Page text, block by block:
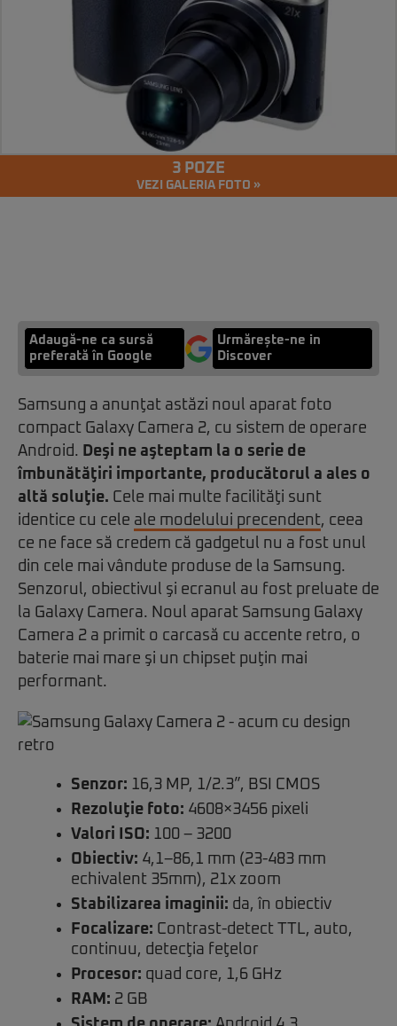
3 POZE
VEZI GALERIA FOTO »
Adaugă-ne ca sursă
preferată în Google
Urmărește-ne in
Discover
Samsung a anunţat astăzi noul aparat foto
compact Galaxy Camera 2, cu sistem de operare
Android. Deşi ne aşteptam la o serie de
îmbunătăţiri importante, producătorul a ales o
altă soluţie. Cele mai multe facilităţi sunt
identice cu cele ale modelului precendent, ceea
ce ne face să credem că gadgetul nu a fost unul
din cele mai vândute produse de la Samsung.
Senzorul, obiectivul şi ecranul au fost preluate de
la Galaxy Camera. Noul aparat Samsung Galaxy
Camera 2 a primit o carcasă cu accente retro, o
baterie mai mare şi un chipset puţin mai
performant.
Senzor: 16,3 MP, 1/2.3”, BSI CMOS
Rezoluţie foto: 4608×3456 pixeli
Valori ISO: 100 – 3200
Obiectiv: 4,1–86,1 mm (23-483 mm
echivalent 35mm), 21x zoom
Stabilizarea imaginii: da, în obiectiv
Focalizare: Contrast-detect TTL, auto,
continuu, detecţia feţelor
Procesor: quad core, 1,6 GHz
RAM: 2 GB